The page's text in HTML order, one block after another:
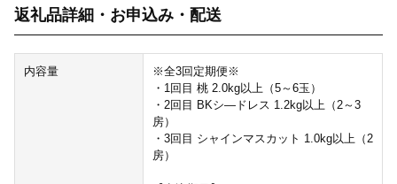
返礼品詳細・お申込み・配送
内容量
※全3回定期便※
・1回目 桃 2.0kg以上（5～6玉）
・2回目 BKシ―ドレス 1.2kg以上（2～3
房）
・3回目 シャインマスカット 1.0kg以上（2
房）